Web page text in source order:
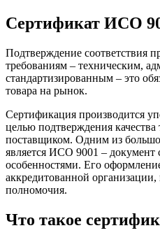
Сертификат ИСО
Подтверждение соответствия
требованиям – техническим,
стандартизированным – это
товара на рынок.
Сертификация производится
целью подтверждения качества
поставщиком. Одним из
является ИСО 9001 – документ
особенностями. Его
аккредитованной
полномочия.
Что такое